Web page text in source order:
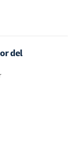
del